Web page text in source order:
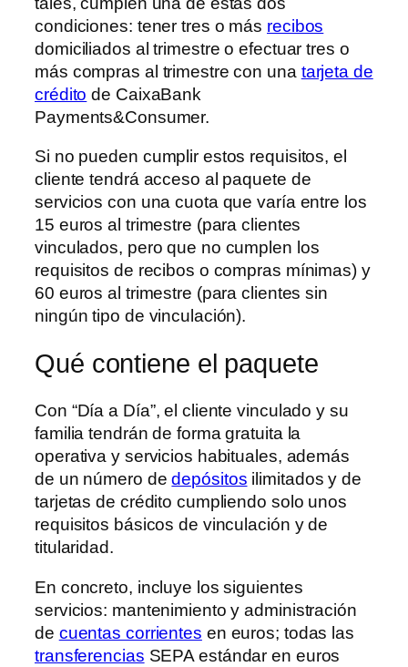
condiciones: tener tres o más recibos
domiciliados al trimestre o efectuar tres o
más compras al trimestre con una tarjeta de
crédito de CaixaBank
Payments&Consumer.
Si no pueden cumplir estos requisitos, el
cliente tendrá acceso al paquete de
servicios con una cuota que varía entre los
15 euros al trimestre (para clientes
vinculados, pero que no cumplen los
requisitos de recibos o compras mínimas) y
60 euros al trimestre (para clientes sin
ningún tipo de vinculación).
Qué contiene el paquete
Con “Día a Día”, el cliente vinculado y su
familia tendrán de forma gratuita la
operativa y servicios habituales, además
de un número dedepósitos ilimitados y de
tarjetas de crédito cumpliendo solo unos
requisitos básicos de vinculación y de
titularidad.
En concreto, incluye los siguientes
servicios: mantenimiento y administración
de cuentas corrientes en euros; todas las
transferencias SEPA estándar en euros